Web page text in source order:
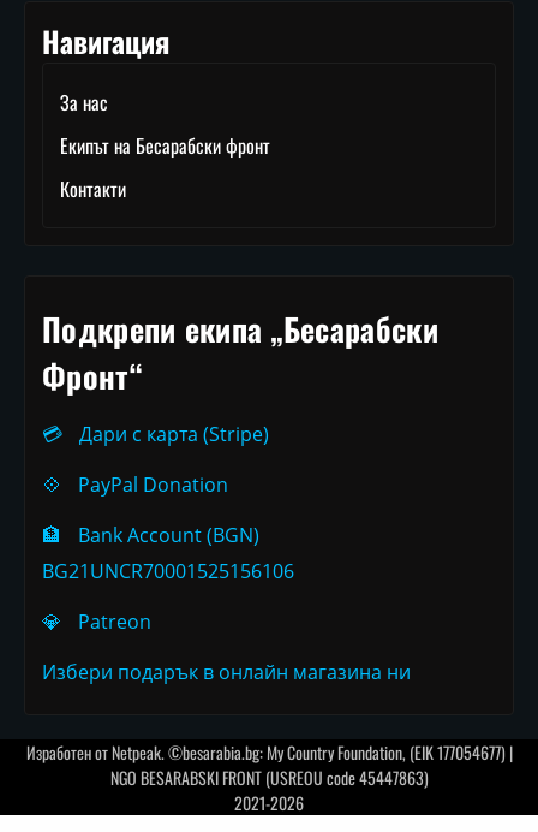
Навигация
За нас
Екипът на Бесарабски фронт
Контакти
Подкрепи екипа „Бесарабски
Фронт“
💳
Дари с карта (Stripe)
💠
PayPal Donation
🏦
Bank Account (BGN)
BG21UNCR70001525156106
💎
Patreon
Избери подарък в онлайн магазина ни
Изработен отNetpeak. ©besarabia.bg: My Country Foundation, (EIK 177054677) |
NGO BESARABSKI FRONT (USREOU code 45447863)
2021-2026